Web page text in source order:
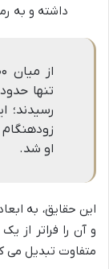
داشته و به
او شد.
این حقایق، به
و آن را فراتر از
متفاوت تبدیل می